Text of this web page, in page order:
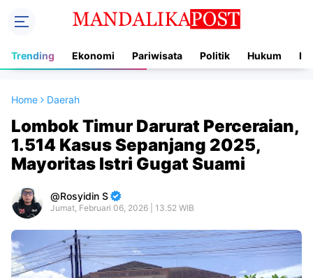
Trending Ekonomi Pariwisata Politik Hukum
Home Daerah
Lombok Timur Darurat Perceraian,
1.514 Kasus Sepanjang 2025,
Mayoritas Istri Gugat Suami
Rosyidin S
Jumat, Februari 06, 2026 | 13.52 WIB